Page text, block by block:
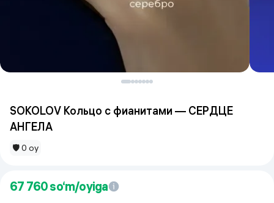
SOKOLOV Кольцо с фианитами — СЕРДЦЕ
АНГЕЛА
🛡 0 oy
67 760so‘m/oyiga